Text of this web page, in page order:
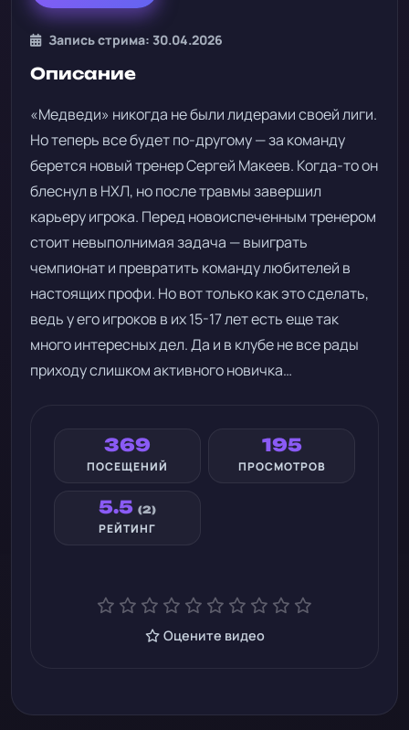
Запись стрима: 30.04.2026
Описание
«Медведи» никогда не были лидерами своей лиги.
Но теперь все будет по-другому — за команду
берется новый тренер Сергей Макеев. Когда-то он
блеснул в НХЛ, но после травмы завершил
карьеру игрока. Перед новоиспеченным тренером
стоит невыполнимая задача — выиграть
чемпионат и превратить команду любителей в
настоящих профи. Но вот только как это сделать,
ведь у его игроков в их 15-17 лет есть еще так
много интересных дел. Да и в клубе не все рады
приходу слишком активного новичка…
369
ПОСЕЩЕНИЙ
195
ПРОСМОТРОВ
5.5 (2)
РЕЙТИНГ
Оцените видео